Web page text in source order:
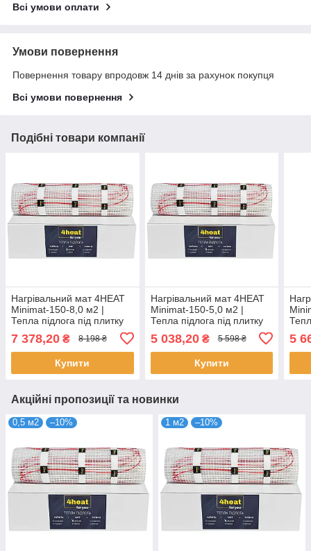
Всі умови оплати
Умови повернення
Повернення товару впродовж 14 днів за рахунок покупця
Всі умови повернення
Подібні товари компанії
Нагрівальний мат 4HEAT
Minimat-150-8,0 м2 |
Тепла підлога під плитку
7 378,20 ₴ 8 198 ₴
Купити
Нагрівальний мат 4HEAT
Minimat-150-5,0 м2 |
Тепла підлога під плитку
5 038,20₴ 5 598 ₴
Купити
5
Акційні пропозиції та новинки
0,5 м2 –10% 1 м2 –10%